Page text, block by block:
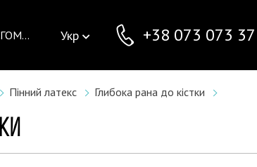
Укр +38 073 073
Пінний латекс Глибока рана до кістки